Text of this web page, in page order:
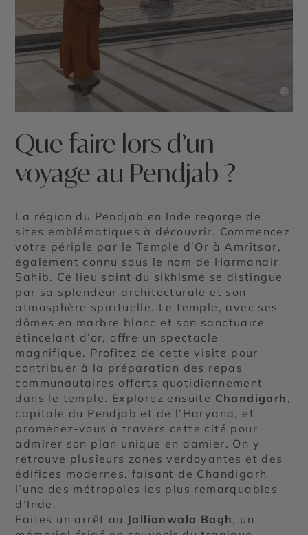
©
Que faire lors d’un
voyage au Pendjab ?
La région du Pendjab en Inde regorge de
sites emblématiques à découvrir. Commencez
votre périple par le Temple d’Or à Amritsar,
également connu sous le nom de Harmandir
Sahib. Ce lieu saint du sikhisme se distingue
par sa splendeur architecturale et son
atmosphère spirituelle. Le temple, avec ses
dômes en marbre blanc et son sanctuaire
étincelant d’or, offre un spectacle
magnifique. Profitez de cette visite pour
contribuer à la préparation des repas
communautaires offerts quotidiennement
dans le temple. Explorez ensuite Chandigarh ,
capitale du Pendjab et de l’Haryana, et
promenez-vous à travers cette cité pour
admirer son plan unique en damier. On y
retrouve plusieurs zones verdoyantes et des
édifices modernes, faisant de Chandigarh
l’une des métropoles les plus remarquables
d’Inde.
Faites un arrêt au Jallianwala Bagh, un